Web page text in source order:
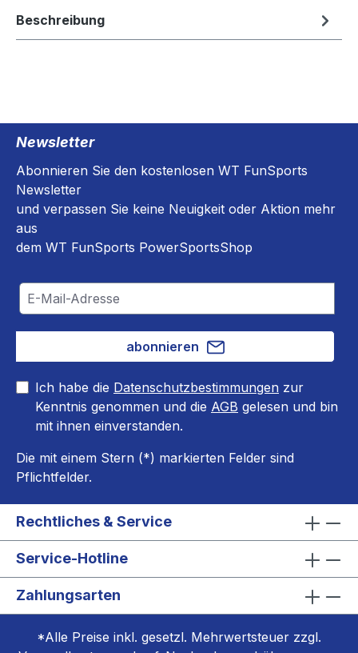
Beschreibung
Newsletter
Abonnieren Sie den kostenlosen WT FunSports
Newsletter
und verpassen Sie keine Neuigkeit oder Aktion mehr
aus
dem WT FunSports PowerSportsShop
abonnieren
Ich habe die Datenschutzbestimmungen zur
Kenntnis genommen und die AGB gelesen und bin
mit ihnen einverstanden.
Die mit einem Stern (*) markierten Felder sind
Pflichtfelder.
Rechtliches & Service
Service-Hotline
Zahlungsarten
*Alle Preise inkl. gesetzl. Mehrwertsteuer zzgl.